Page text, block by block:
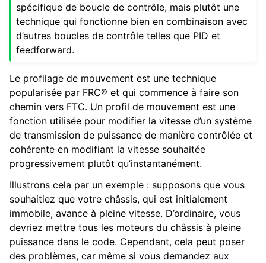
spécifique de boucle de contrôle, mais plutôt une
technique qui fonctionne bien en combinaison avec
d’autres boucles de contrôle telles que PID et
feedforward.
Le profilage de mouvement est une technique
popularisée par FRC® et qui commence à faire son
chemin vers FTC. Un profil de mouvement est une
fonction utilisée pour modifier la vitesse d’un système
de transmission de puissance de manière contrôlée et
cohérente en modifiant la vitesse souhaitée
progressivement plutôt qu’instantanément.
Illustrons cela par un exemple : supposons que vous
souhaitiez que votre châssis, qui est initialement
immobile, avance à pleine vitesse. D’ordinaire, vous
devriez mettre tous les moteurs du châssis à pleine
puissance dans le code. Cependant, cela peut poser
des problèmes, car même si vous demandez aux